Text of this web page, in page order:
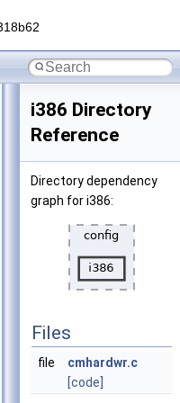
i386 Directory
Reference
Directory dependency
graph for i386:
Files
file
cmhardwr.c
[code]